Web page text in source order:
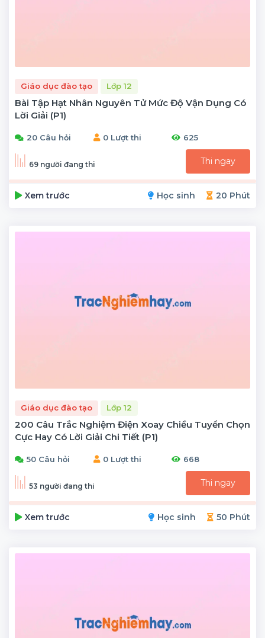
Giáo dục đào tạo Lớp 12
Bài Tập Hạt Nhân Nguyên Tử Mức Độ Vận Dụng Có
Lời Giải (P1)
20 Câu hỏi 0 Lượt thi 625
69 người đang thi Thi ngay
Xem trước Học sinh 20 Phút
Giáo dục đào tạo Lớp 12
200 Câu Trắc Nghiệm Điện Xoay Chiều Tuyển Chọn
Cực Hay Có Lời Giải Chi Tiết (P1)
50 Câu hỏi 0 Lượt thi 668
53 người đang thi Thi ngay
Xem trước Học sinh 50 Phút